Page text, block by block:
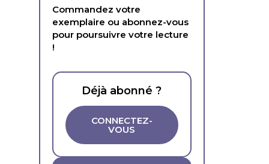
Commandez votre
exemplaire ou abonnez-vous
pour poursuivre votre lecture
!
Déjà abonné ?
CONNECTEZ-
VOUS